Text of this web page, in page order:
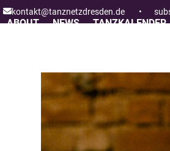
Skip
to
kontakt@tanznetzdresden.de •
ABOUT NEWS TANZKALENDER